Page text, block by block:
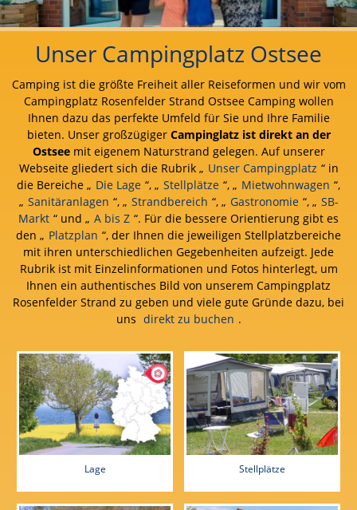
Unser Campingplatz Ostsee
Camping ist die größte Freiheit aller Reiseformen und wir vom
Campingplatz Rosenfelder Strand Ostsee Camping wollen
Ihnen dazu das perfekte Umfeld für Sie und Ihre Familie
bieten. Unser großzügiger Campinglatz ist direkt an der
Ostseemit eigenem Naturstrand gelegen. Auf unserer
Webseite gliedert sich die Rubrik „ Unser Campingplatz “ in
die Bereiche „ Die Lage “, „ Stellplätze “, „ Mietwohnwagen “,
„ Sanitäranlagen “, „ Strandbereich “, „ Gastronomie “, „ SB-
Markt “ und „ A bis Z “. Für die bessere Orientierung gibt es
den „ Platzplan “, der Ihnen die jeweiligen Stellplatzbereiche
mit ihren unterschiedlichen Gegebenheiten aufzeigt. Jede
Rubrik ist mit Einzelinformationen und Fotos hinterlegt, um
Ihnen ein authentisches Bild von unserem Campingplatz
Rosenfelder Strand zu geben und viele gute Gründe dazu, bei
uns direkt zu buchen .
Lage Stellplätze